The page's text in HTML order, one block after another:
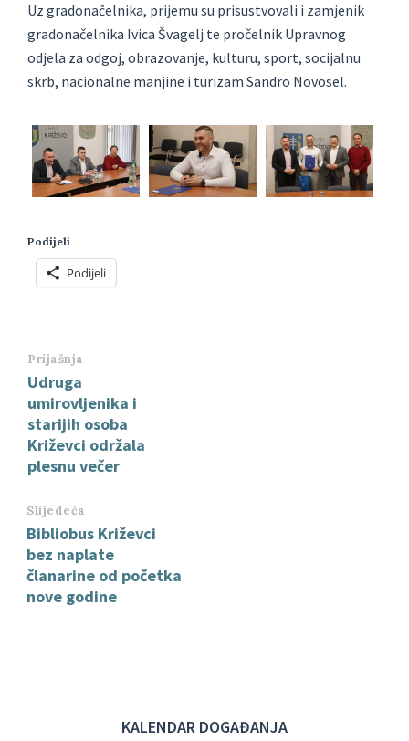
Uz gradonačelnika, prijemu su prisustvovali i zamjenik
gradonačelnika Ivica Švagelj te pročelnik Upravnog
odjela za odgoj, obrazovanje, kulturu, sport, socijalnu
skrb, nacionalne manjine i turizam Sandro Novosel.
Podijeli
Podijeli
Prijašnja
Udruga
umirovljenika i
starijih osoba
Križevci održala
plesnu večer
Slijedeća
Bibliobus Križevci
bez naplate
članarine od početka
nove godine
KALENDAR DOGAĐANJA